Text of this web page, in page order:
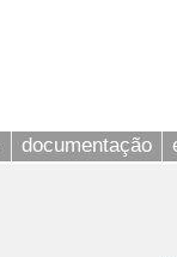
documentação